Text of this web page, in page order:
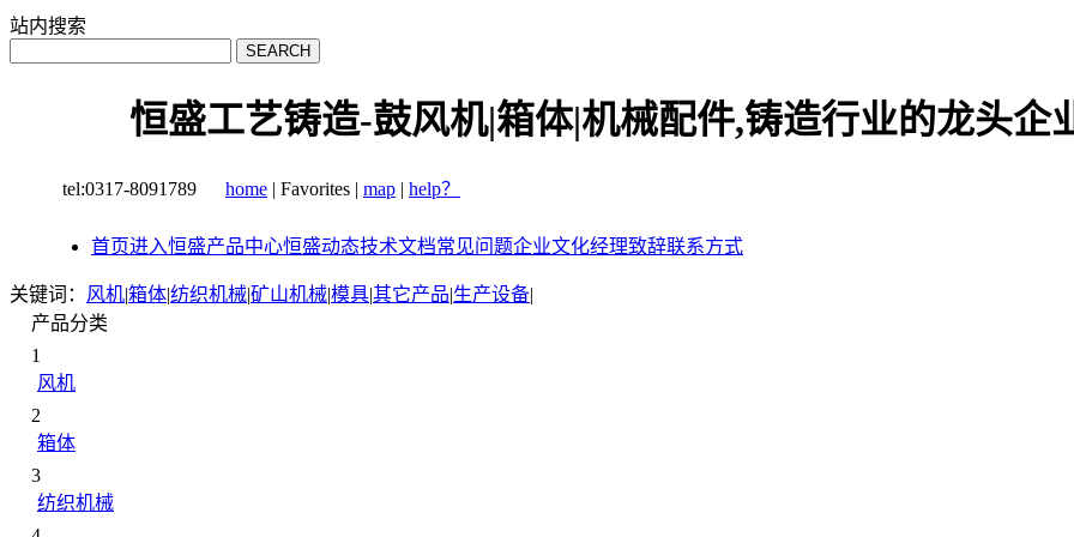
站内搜索
恒盛工艺铸造-鼓风机|箱体|机械配件,铸造行业的龙头企
tel:0317-8091789 home | Favorites | map | help？
首页进入恒盛产品中心恒盛动态技术文档常见问题企业文化经理致辞联系方式
关键词： 风机|箱体|纺织机械|矿山机械|模具|其它产品|生产设备|
产品分类
1
风机
2
箱体
3
纺织机械